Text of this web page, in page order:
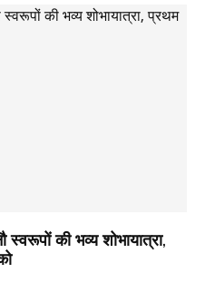
की भव्य शोभायात्रा,